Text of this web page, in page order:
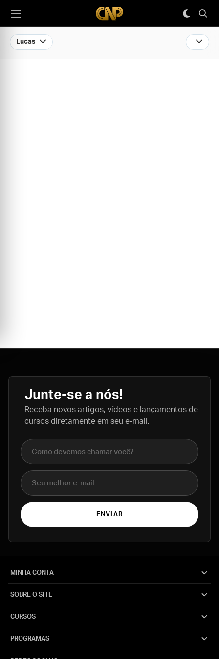
Lucas
Junte-se a nós!
Receba novos artigos, vídeos e lançamentos de
cursos diretamente em seu e-mail.
Nome completo
E-mail
ENVIAR
MINHA CONTA
SOBRE O SITE
CURSOS
PROGRAMAS